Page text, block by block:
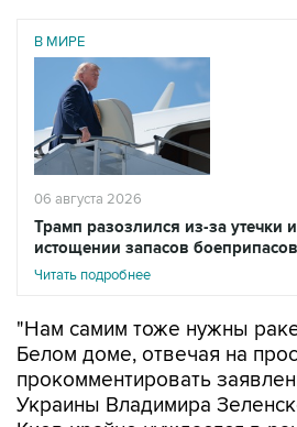
В МИРЕ
06 августа 2026
Трамп разозлился из-за утечки
истощении запасов боеприпасов
Читать подробнее
"Нам самим тоже нужны
Белом доме, отвечая на
прокомментировать
Украины Владимира